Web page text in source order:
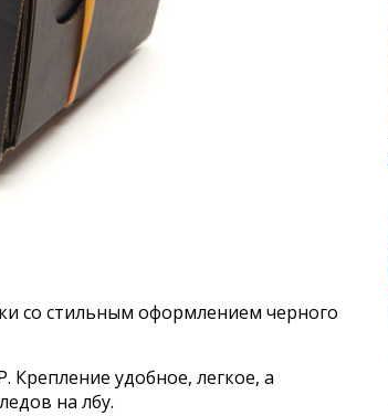
со стильным оформлением черного
Крепление удобное, легкое, а
на лбу.